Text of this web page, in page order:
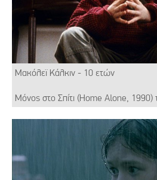
Μακόλεϊ Κάλκιν - 10 ετών
Μόνος στο Σπίτι (Home Alone,